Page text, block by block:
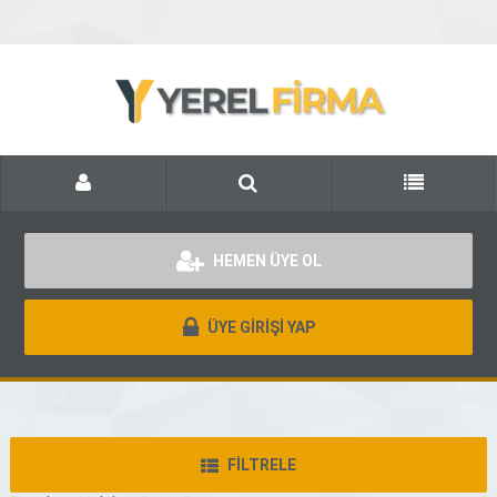
HEMEN ÜYE OL
ÜYE GİRİŞİ YAP
FİLTRELE